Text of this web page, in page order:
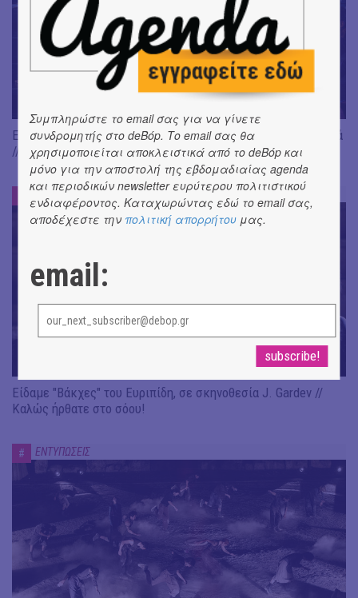
Είδαμε: "Άλκηστις" του Ευριπίδη, σε σκηνοθεσία Δ. Καραντζά
// Ευφυής σύλληψη και χαμένη ευκαιρία
ΕΝΤΥΠΩΣΕΙΣ
Είδαμε "Βάκχες" του Ευριπίδη, σε σκηνοθεσία J. Gardev //
Καλώς ήρθατε στο σόου!
# ΕΝΤΥΠΩΣΕΙΣ
Συμπληρώστε το email σας για να γίνετε
συνδρομητής στο deBόp. Το email σας θα
χρησιμοποιείται αποκλειστικά από το deBόp και
μόνο για την αποστολή της εβδομαδιαίας agenda
και περιοδικών newsletter ευρύτερου πολιτιστικού
ενδιαφέροντος. Καταχωρώντας εδώ το email σας,
αποδέχεστε την πολιτική απορρήτου μας.
email: